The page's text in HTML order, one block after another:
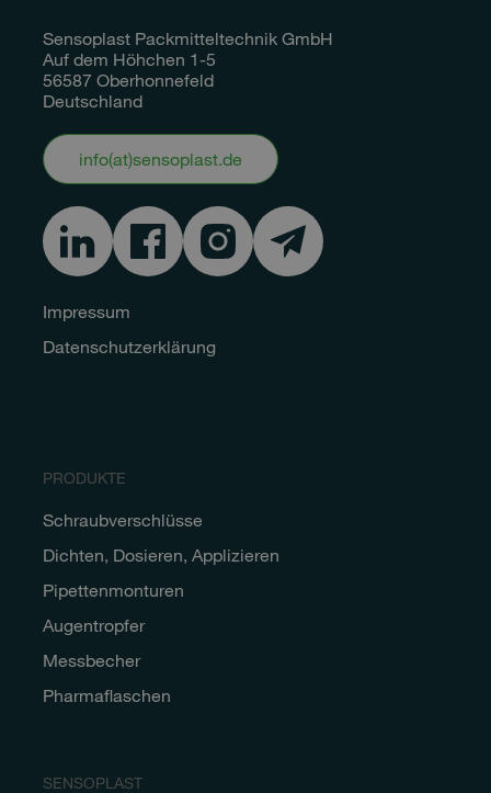
Sensoplast Packmitteltechnik GmbH
Auf dem Höhchen 1-5
56587 Oberhonnefeld
Deutschland
info(at)sensoplast.de
Impressum
Datenschutzerklärung
PRODUKTE
Schraubverschlüsse
Dichten, Dosieren, Applizieren
Pipettenmonturen
Augentropfer
Messbecher
Pharmaflaschen
SENSOPLAST